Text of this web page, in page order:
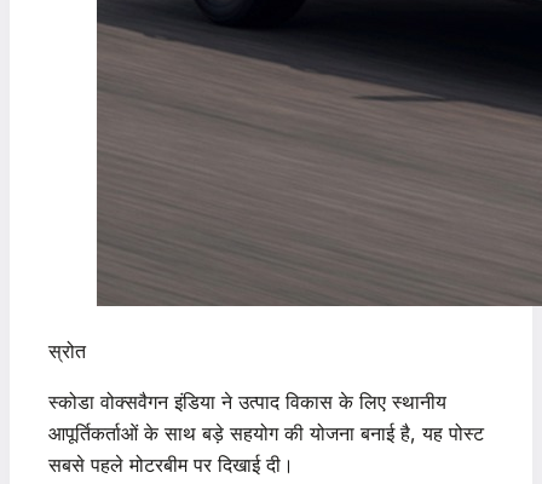
स्रोत
स्कोडा वोक्सवैगन इंडिया ने उत्पाद विकास के लिए स्थानीय
आपूर्तिकर्ताओं के साथ बड़े सहयोग की योजना बनाई है, यह पोस्ट
सबसे पहले मोटरबीम पर दिखाई दी।